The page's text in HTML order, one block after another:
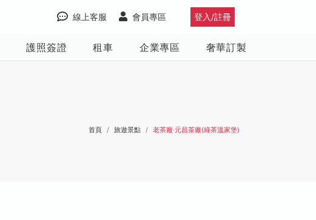
登入/註冊
會員專區
線上客服
護照簽證 租車 企業專區 奢華訂製
首頁 旅遊景點 老茶廠‧元昌茶廠(綠茶溫家堡)